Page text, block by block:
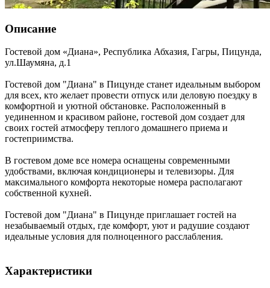
Описание
Гостевой дом «Диана», Республика Абхазия, Гагры, Пицунда,
ул.Шаумяна, д.1
Гостевой дом "Диана" в Пицунде станет идеальным выбором
для всех, кто желает провести отпуск или деловую поездку в
комфортной и уютной обстановке. Расположенный в
уединенном и красивом районе, гостевой дом создает для
своих гостей атмосферу теплого домашнего приема и
гостеприимства.
В гостевом доме все номера оснащены современными
удобствами, включая кондиционеры и телевизоры. Для
максимального комфорта некоторые номера располагают
собственной кухней.
Гостевой дом "Диана" в Пицунде приглашает гостей на
незабываемый отдых, где комфорт, уют и радушие создают
идеальные условия для полноценного расслабления.
Характеристики